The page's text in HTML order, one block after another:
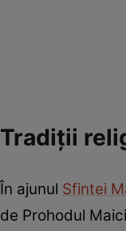
Tradiții
În ajunul Sfintei
de Prohodul